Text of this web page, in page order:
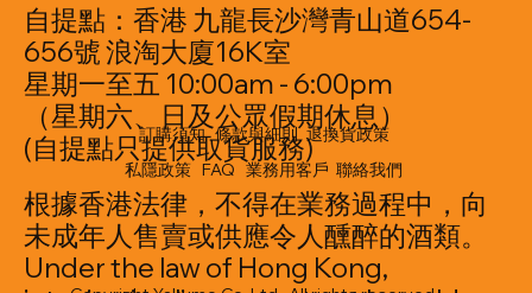
自提點：香港 九龍長沙灣青山道654-
656號 浪淘大廈16K室
星期一至五 10:00am - 6:00pm
（星期六、日及公眾假期休息）
(自提點只提供取貨服務)
訂購須知 條款與細則 退換貨政策
私隱政策 FAQ 業務用客戶 聯絡我們
根據香港法律，不得在業務過程中，向
未成年人售賣或供應令人醺醉的酒類。
Under the law of Hong Kong,